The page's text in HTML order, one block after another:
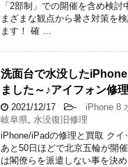
「2部制」での開催を含め検討
まざまな観点から暑さ対策を
ます！ 確 …
洗面台で水没した
ました～♪アイフォン修
2021/12/17 - iPhone 8
岐阜県, 水没復旧修理
iPhone/iPadの修理と買取 クイ
あと50日ほどで北京五輪が開
は閣僚らを派遣しない事を決